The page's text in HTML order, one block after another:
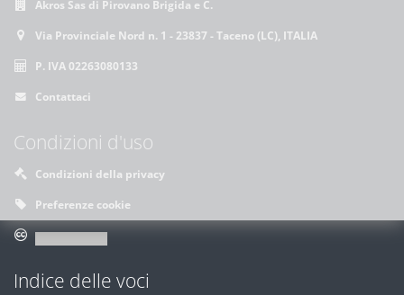
Akros Sas di Pirovano Brigida e C.
Via Provinciale Nord n. 1 - 23837 - Taceno (LC), ITALIA
P. IVA 02263080133
Contattaci
Condizioni d'uso
Condizioni della privacy
Preferenze cookie
Indice delle voci